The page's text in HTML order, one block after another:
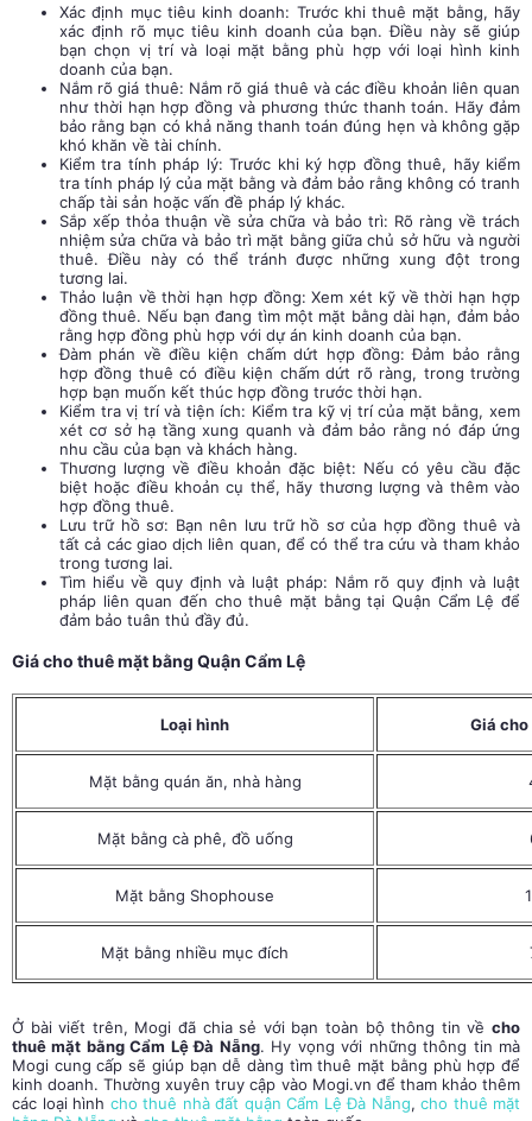
Xác định mục tiêu kinh doanh: Trước khi thuê mặt bằng, hãy
xác định rõ mục tiêu kinh doanh của bạn. Điều này sẽ giúp
bạn chọn vị trí và loại mặt bằng phù hợp với loại hình kinh
doanh của bạn.
Nắm rõ giá thuê: Nắm rõ giá thuê và các điều khoản liên quan
như thời hạn hợp đồng và phương thức thanh toán. Hãy đảm
bảo rằng bạn có khả năng thanh toán đúng hẹn và không gặp
khó khăn về tài chính.
Kiểm tra tính pháp lý: Trước khi ký hợp đồng thuê, hãy kiểm
tra tính pháp lý của mặt bằng và đảm bảo rằng không có tranh
chấp tài sản hoặc vấn đề pháp lý khác.
Sắp xếp thỏa thuận về sửa chữa và bảo trì: Rõ ràng về trách
nhiệm sửa chữa và bảo trì mặt bằng giữa chủ sở hữu và người
thuê. Điều này có thể tránh được những xung đột trong
tương lai.
Thảo luận về thời hạn hợp đồng: Xem xét kỹ về thời hạn hợp
đồng thuê. Nếu bạn đang tìm một mặt bằng dài hạn, đảm bảo
rằng hợp đồng phù hợp với dự án kinh doanh của bạn.
Đàm phán về điều kiện chấm dứt hợp đồng: Đảm bảo rằng
hợp đồng thuê có điều kiện chấm dứt rõ ràng, trong trường
hợp bạn muốn kết thúc hợp đồng trước thời hạn.
Kiểm tra vị trí và tiện ích: Kiểm tra kỹ vị trí của mặt bằng, xem
xét cơ sở hạ tầng xung quanh và đảm bảo rằng nó đáp ứng
nhu cầu của bạn và khách hàng.
Thương lượng về điều khoản đặc biệt: Nếu có yêu cầu đặc
biệt hoặc điều khoản cụ thể, hãy thương lượng và thêm vào
hợp đồng thuê.
Lưu trữ hồ sơ: Bạn nên lưu trữ hồ sơ của hợp đồng thuê và
tất cả các giao dịch liên quan, để có thể tra cứu và tham khảo
trong tương lai.
Tìm hiểu về quy định và luật pháp: Nắm rõ quy định và luật
pháp liên quan đến cho thuê mặt bằng tại Quận Cẩm Lệ để
đảm bảo tuân thủ đầy đủ.
Giá cho thuê mặt bằng Quận Cẩm Lệ
Loại hình Giá cho
Mặt bằng quán ăn, nhà hàng
Mặt bằng cà phê, đồ uống
Mặt bằng Shophouse
Mặt bằng nhiều mục đích
Ở bài viết trên, Mogi đã chia sẻ với bạn toàn bộ thông tin về cho
thuê mặt bằng Cẩm Lệ Đà Nẵng. Hy vọng với những thông tin mà
Mogi cung cấp sẽ giúp bạn dễ dàng tìm thuê mặt bằng phù hợp để
kinh doanh. Thường xuyên truy cập vào Mogi.vn để tham khảo thêm
các loại hình cho thuê nhà đất quận Cẩm Lệ Đà Nẵng, cho thuê mặt